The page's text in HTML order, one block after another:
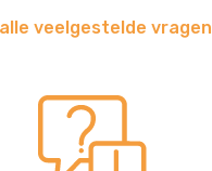
veelgestelde vragen